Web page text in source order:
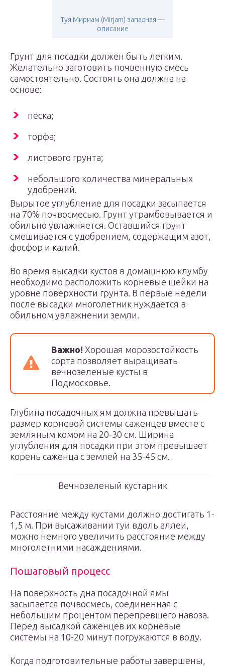
Туя Мириам (Mirjam) западная —
описание
Грунт для посадки должен быть легким.
Желательно заготовить почвенную смесь
самостоятельно. Состоять она должна на
основе:
песка;
торфа;
листового грунта;
небольшого количества минеральных
удобрений.
Вырытое углубление для посадки засыпается
на 70% почвосмесью. Грунт утрамбовывается и
обильно увлажняется. Оставшийся грунт
смешивается с удобрением, содержащим азот,
фосфор и калий.
Во время высадки кустов в домашнюю клумбу
необходимо расположить корневые шейки на
уровне поверхности грунта. В первые недели
после высадки многолетник нуждается в
обильном увлажнении земли.
Важно! Хорошая морозостойкость
сорта позволяет выращивать
вечнозеленые кусты в
Подмосковье.
Глубина посадочных ям должна превышать
размер корневой системы саженцев вместе с
земляным комом на 20-30 см. Ширина
углубления для посадки при этом превышает
корень саженца с землей на 35-45 см.
Вечнозеленый кустарник
Расстояние между кустами должно достигать 1-
1,5 м. При высаживании туи вдоль аллеи,
можно немного увеличить расстояние между
многолетними насаждениями.
Пошаговый процесс
На поверхность дна посадочной ямы
засыпается почвосмесь, соединенная с
небольшим процентом перепревшего навоза.
Перед высадкой саженцев их корневые
системы на 10-20 минут погружаются в воду.
Когда подготовительные работы завершены,